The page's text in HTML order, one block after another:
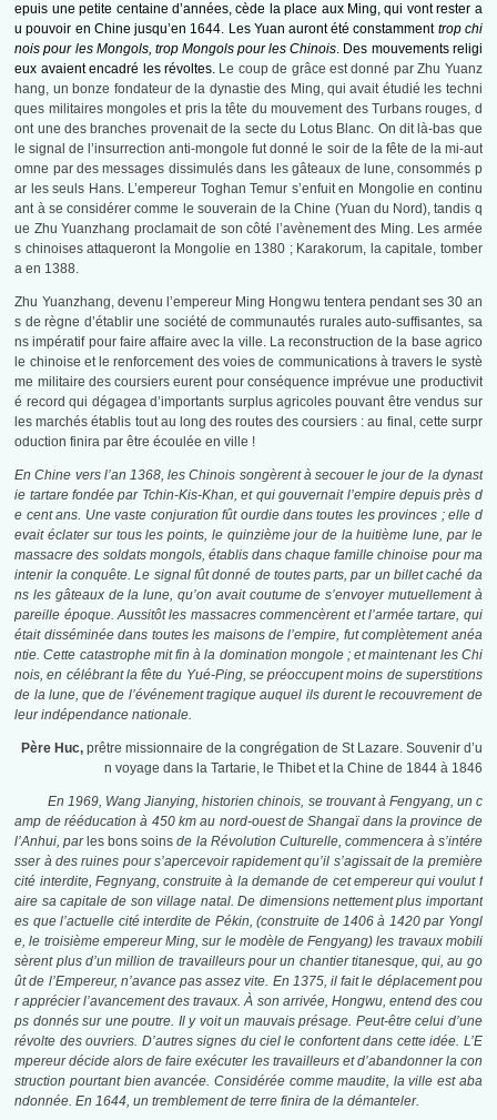
epuis une petite centaine d’années, cède la place aux Ming, qui vont rester a
u pouvoir en Chine jusqu’en 1644. Les Yuan auront été constamment trop chi
nois pour les Mongols, trop Mongols pour les Chinois. Des mouvements religi
eux avaient encadré les révoltes.Le coup de grâce est donné par Zhu Yuanz
hang, un bonze fondateur de la dynastie des Ming, qui avait étudié les techni
ques militaires mongoles et pris la tête du mouvement des Turbans rouges, d
ont une des branches provenait de la secte du Lotus Blanc. On dit là-bas que
le signal de l’insurrection anti-mongole fut donné le soir de la fête de la mi-aut
omne par des messages dissimulés dans les gâteaux de lune, consommés p
ar les seuls Hans. L’empereur Toghan Temur s’enfuit en Mongolie en continu
ant à se considérer comme le souverain de la Chine (Yuan du Nord), tandis q
ue Zhu Yuanzhang proclamait de son côté l’avènement des Ming. Les armée
s chinoises attaqueront la Mongolie en 1380 ; Karakorum, la capitale, tomber
a en 1388.
Zhu Yuanzhang, devenu l’empereur Ming Hongwu tentera pendant ses 30 an
s de règne d’établir une société de communautés rurales auto-suffisantes, sa
ns impératif pour faire affaire avec la ville. La reconstruction de la base agrico
le chinoise et le renforcement des voies de communications à travers le systè
me militaire des coursiers eurent pour conséquence imprévue une productivit
é record qui dégagea d’importants surplus agricoles pouvant être vendus sur
les marchés établis tout au long des routes des coursiers : au final, cette surpr
oduction finira par être écoulée en ville !
En Chine vers l’an 1368, les Chinois songèrent à secouer le jour de la dynast
ie tartare fondée par Tchin-Kis-Khan, et qui gouvernait l’empire depuis près d
e cent ans. Une vaste conjuration fût ourdie dans toutes les provinces ; elle d
evait éclater sur tous les points, le quinzième jour de la huitième lune, par le
massacre des soldats mongols, établis dans chaque famille chinoise pour ma
intenir la conquête. Le signal fût donné de toutes parts, par un billet caché da
ns les gâteaux de la lune, qu’on avait coutume de s’envoyer mutuellement à
pareille époque. Aussitôt les massacres commencèrent et l’armée tartare, qui
était disséminée dans toutes les maisons de l’empire, fut complètement anéa
ntie. Cette catastrophe mit fin à la domination mongole ; et maintenant les Chi
nois, en célébrant la fête du Yué-Ping, se préoccupent moins de superstitions
de la lune, que de l’événement tragique auquel ils durent le recouvrement de
leur indépendance nationale.
Père Huc, prêtre missionnaire de la congrégation de St Lazare. Souvenir d’u
n voyage dans la Tartarie, le Thibet et la Chine de 1844 à 1846
En 1969, Wang Jianying, historien chinois, se trouvant à Fengyang, un c
amp de rééducation à 450 km au nord-ouest de Shangaï dans la province de
l’Anhui, par les bons soins de la Révolution Culturelle, commencera à s’intére
sser à des ruines pour s’apercevoir rapidement qu’il s’agissait de la première
cité interdite, Fegnyang, construite à la demande de cet empereur qui voulut f
aire sa capitale de son village natal. De dimensions nettement plus important
es que l’actuelle cité interdite de Pékin, (construite de 1406 à 1420 par Yongl
e, le troisième empereur Ming, sur le modèle de Fengyang) les travaux mobili
sèrent plus d’un million de travailleurs pour un chantier titanesque, qui, au go
ût de l’Empereur, n’avance pas assez vite. En 1375, il fait le déplacement pou
r apprécier l’avancement des travaux. À son arrivée, Hongwu, entend des cou
ps donnés sur une poutre. Il y voit un mauvais présage. Peut-être celui d’une
révolte des ouvriers. D’autres signes du ciel le confortent dans cette idée. L’E
mpereur décide alors de faire exécuter les travailleurs et d’abandonner la con
struction pourtant bien avancée. Considérée comme maudite, la ville est aba
ndonnée. En 1644, un tremblement de terre finira de la démanteler.